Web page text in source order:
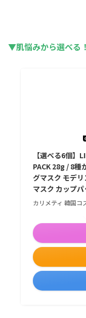
▼肌悩みから選べる
【選べる6個】
PACK 28g / 8種
グマスク モデ
マスク カップ
カリメティ 韓国コ